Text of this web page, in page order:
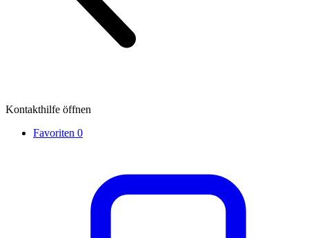
Kontakthilfe öffnen
Favoriten 0